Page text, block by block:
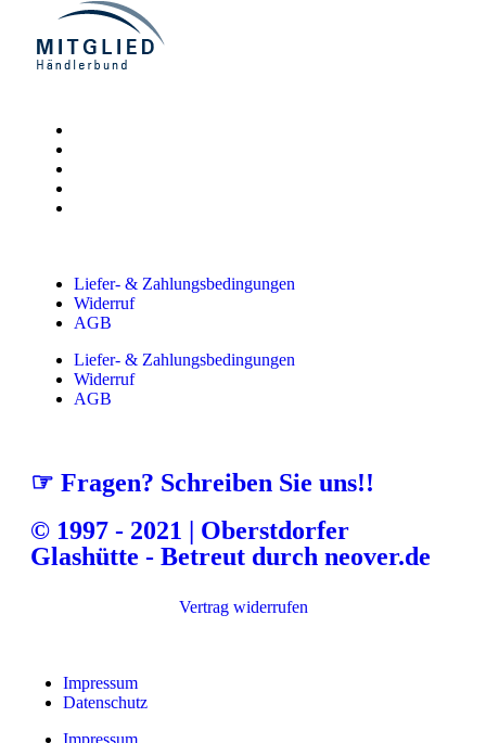
Liefer- & Zahlungsbedingungen
Widerruf
AGB
Liefer- & Zahlungsbedingungen
Widerruf
AGB
☞ Fragen? Schreiben Sie uns!!
© 1997 - 2021 | Oberstdorfer
Glashütte - Betreut durch neover.de
Vertrag widerrufen
Impressum
Datenschutz
Impressum